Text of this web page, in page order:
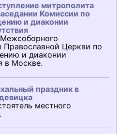
митрополита
Комиссии по
и диаконии
Православной Церкви по
и диаконии
в Москве.
праздник в
местного